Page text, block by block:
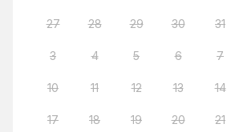
27 28 29 30 31
3 4 5 6 7
10 11 12 13 14
17 18 19 20 21